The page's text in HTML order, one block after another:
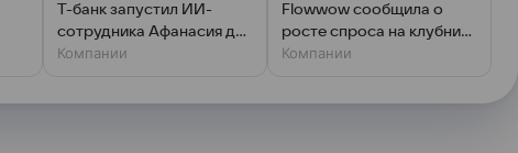
Т-банк запустил ИИ-
сотрудника Афанасия для
сложных сценариев
Компании
Flowwow сообщила о
росте спроса на клубнику
Компании